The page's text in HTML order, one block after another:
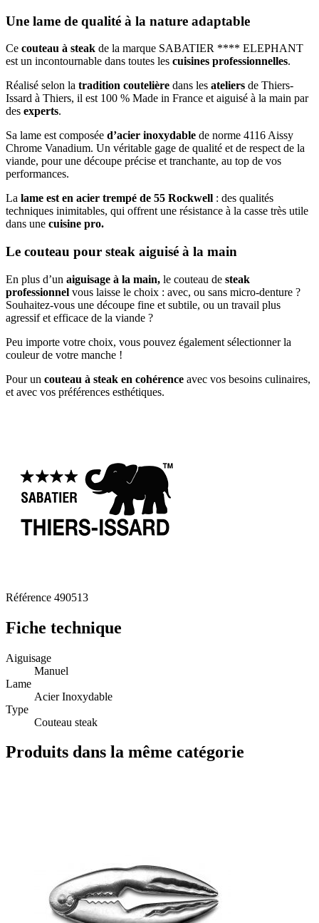
Une lame de qualité à la nature adaptable
Ce couteau à steak de la marque SABATIER **** ELEPHANT
est un incontournable dans toutes les cuisines professionnelles.
Réalisé selon la tradition coutelière dans les ateliers de Thiers-
Issard à Thiers, il est 100 % Made in France et aiguisé à la main par
des experts.
Sa lame est composée d’acier inoxydable de norme 4116 Aissy
Chrome Vanadium. Un véritable gage de qualité et de respect de la
viande, pour une découpe précise et tranchante, au top de vos
performances.
La lame est en acier trempé de 55 Rockwell : des qualités
techniques inimitables, qui offrent une résistance à la casse très utile
dans une cuisine pro.
Le couteau pour steak aiguisé à la main
En plus d’un aiguisage à la main, le couteau de steak
professionnel vous laisse le choix : avec, ou sans micro-denture ?
Souhaitez-vous une découpe fine et subtile, ou un travail plus
agressif et efficace de la viande ?
Peu importe votre choix, vous pouvez également sélectionner la
couleur de votre manche !
Pour un couteau à steak en cohérence avec vos besoins culinaires,
et avec vos préférences esthétiques.
Référence 490513
Fiche technique
Aiguisage
Manuel
Lame
Acier Inoxydable
Type
Couteau steak
Produits dans la même catégorie